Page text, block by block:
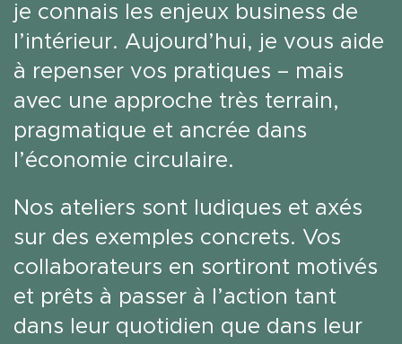
je connais les enjeux business de
l’intérieur. Aujourd’hui, je vous aide
à repenser vos pratiques – mais
avec une approche très terrain,
pragmatique et ancrée dans
l’économie circulaire.
Nos ateliers sont ludiques et axés
sur des exemples concrets. Vos
collaborateurs en sortiront motivés
et prêts à passer à l’action tant
dans leur quotidien que dans leur